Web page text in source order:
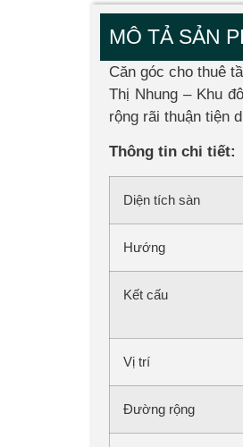
MÔ TẢ SẢN
Căn góc cho thuê
Thị Nhung – Khu
rộng rãi thuận tiện
Thông tin chi tiết:
Diện tích sàn
Hướng
Kết cấu
Vị trí
Đường rộng